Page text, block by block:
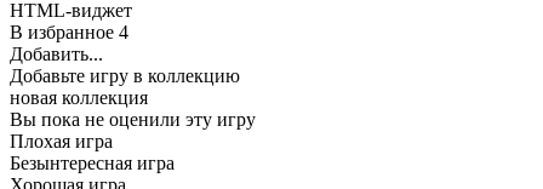
HTML-виджет
В избранное 4
Добавить...
Добавьте игру в коллекцию
новая коллекция
Вы пока не оценили эту игру
Плохая игра
Безынтересная игра